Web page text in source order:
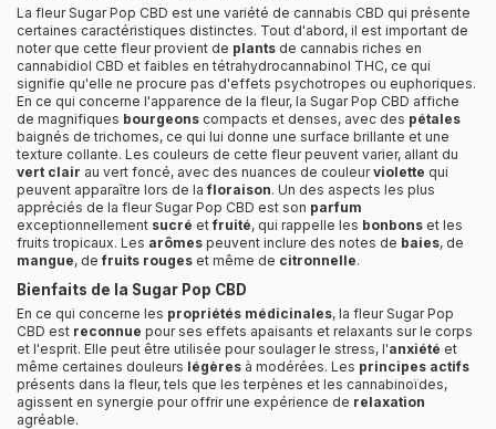
La fleur Sugar Pop CBD est une variété de cannabis CBD qui présente
certaines caractéristiques distinctes. Tout d'abord, il est important de
noter que cette fleur provient de plants de cannabis riches en
cannabidiol CBD et faibles en tétrahydrocannabinol THC, ce qui
signifie qu'elle ne procure pas d'effets psychotropes ou euphoriques.
En ce qui concerne l'apparence de la fleur, la Sugar Pop CBD affiche
de magnifiques bourgeons compacts et denses, avec des pétales
baignés de trichomes, ce qui lui donne une surface brillante et une
texture collante. Les couleurs de cette fleur peuvent varier, allant du
vert clair au vert foncé, avec des nuances de couleurviolette qui
peuvent apparaître lors de lafloraison. Un des aspects les plus
appréciés de la fleur Sugar Pop CBD est son parfum
exceptionnellement sucré etfruité, qui rappelle les bonbons et les
fruits tropicaux. Les arômes peuvent inclure des notes de baies, de
mangue, defruits rouges et même de citronnelle.
Bienfaits de la Sugar Pop CBD
En ce qui concerne les propriétés médicinales, la fleur Sugar Pop
CBD est reconnue pour ses effets apaisants et relaxants sur le corps
et l'esprit. Elle peut être utilisée pour soulager le stress, l'anxiété et
même certaines douleurs légères à modérées. Les principes actifs
présents dans la fleur, tels que les terpènes et les cannabinoïdes,
agissent en synergie pour offrir une expérience de relaxation
agréable.